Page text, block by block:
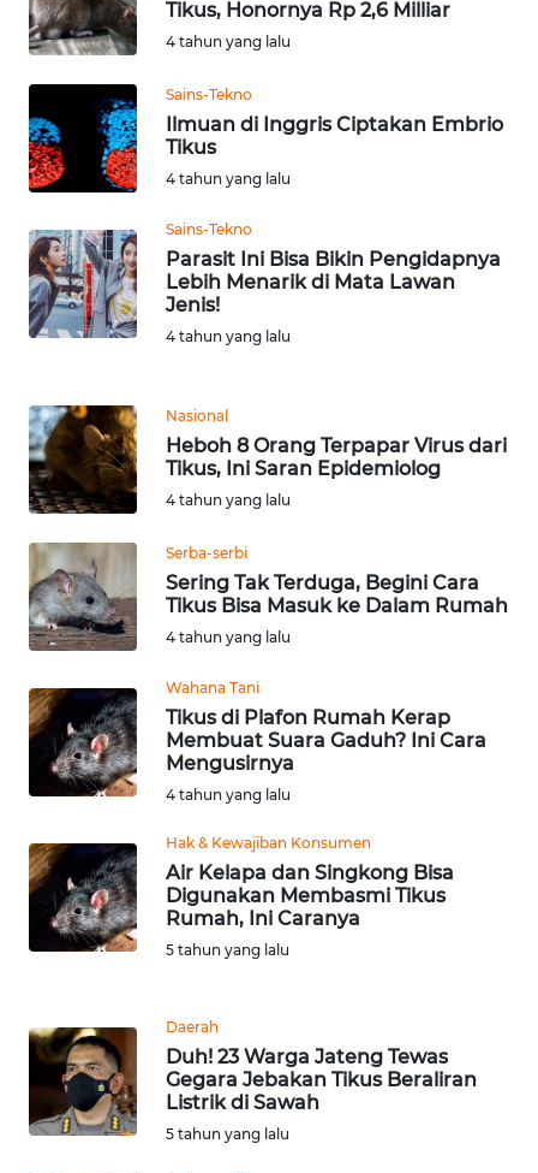
Tikus, Honornya Rp 2,6 Milliar
4 tahun yang lalu
Sains-Tekno
Ilmuan di Inggris Ciptakan Embrio
Tikus
4 tahun yang lalu
Sains-Tekno
Parasit Ini Bisa Bikin Pengidapnya
Lebih Menarik di Mata Lawan
Jenis!
4 tahun yang lalu
Nasional
Heboh 8 Orang Terpapar Virus dari
Tikus, Ini Saran Epidemiolog
4 tahun yang lalu
Serba-serbi
Sering Tak Terduga, Begini Cara
Tikus Bisa Masuk ke Dalam Rumah
4 tahun yang lalu
Wahana Tani
Tikus di Plafon Rumah Kerap
Membuat Suara Gaduh? Ini Cara
Mengusirnya
4 tahun yang lalu
Hak & Kewajiban Konsumen
Air Kelapa dan Singkong Bisa
Digunakan Membasmi Tikus
Rumah, Ini Caranya
5 tahun yang lalu
Daerah
Duh! 23 Warga Jateng Tewas
Gegara Jebakan Tikus Beraliran
Listrik di Sawah
5 tahun yang lalu
WN
JAKARTA
JABAR
WN
WN
NTT
KEPRI
WN
PAPUA
WN
PAPUA
BARAT
RIAU
WN
SERAMBI
WN
JAMBI
WN
WN
NTB
WN
SULTENG